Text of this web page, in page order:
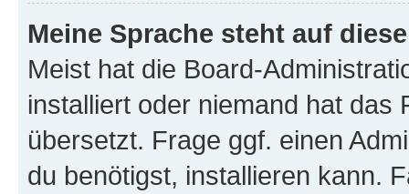
Meine Sprache steht auf
Meist hat die Board-
installiert oder niemand hat das
übersetzt. Frage ggf. einen
du benötigst, installieren kann.